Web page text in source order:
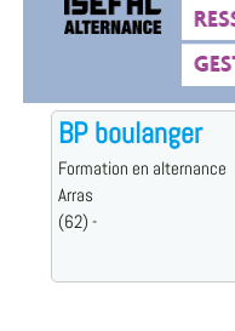
BP boulanger
Formation en alternance
Arras
(62) -